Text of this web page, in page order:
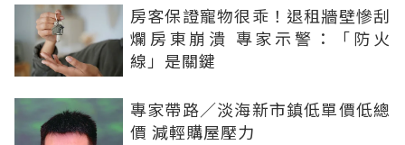
房客保證寵物很乖！退租牆壁慘刮
爛房東崩潰 專家示警：「防火
線」是關鍵
專家帶路／淡海新市鎮低單價低總
價 減輕購屋壓力